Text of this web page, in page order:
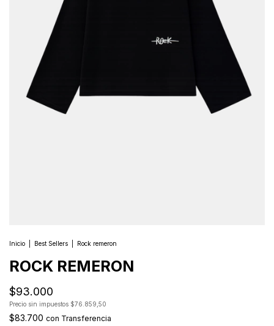
Inicio Best Sellers Rock remeron
ROCK REMERON
$93.000
Precio sin impuestos $76.859,50
$83.700 con Transferencia